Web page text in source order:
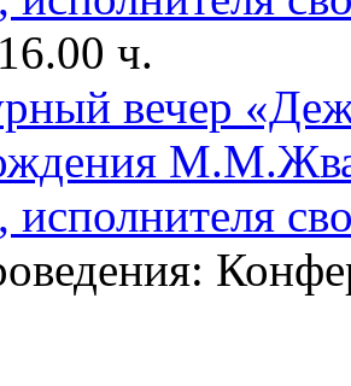
ч.
вечер
исполнителя